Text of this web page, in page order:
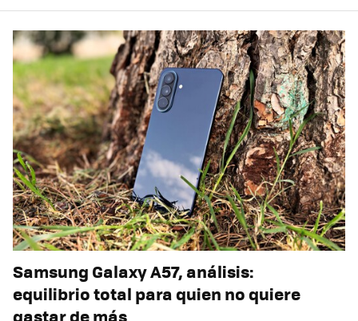
Samsung Galaxy A57, análisis:
equilibrio total para quien no quiere
gastar de más